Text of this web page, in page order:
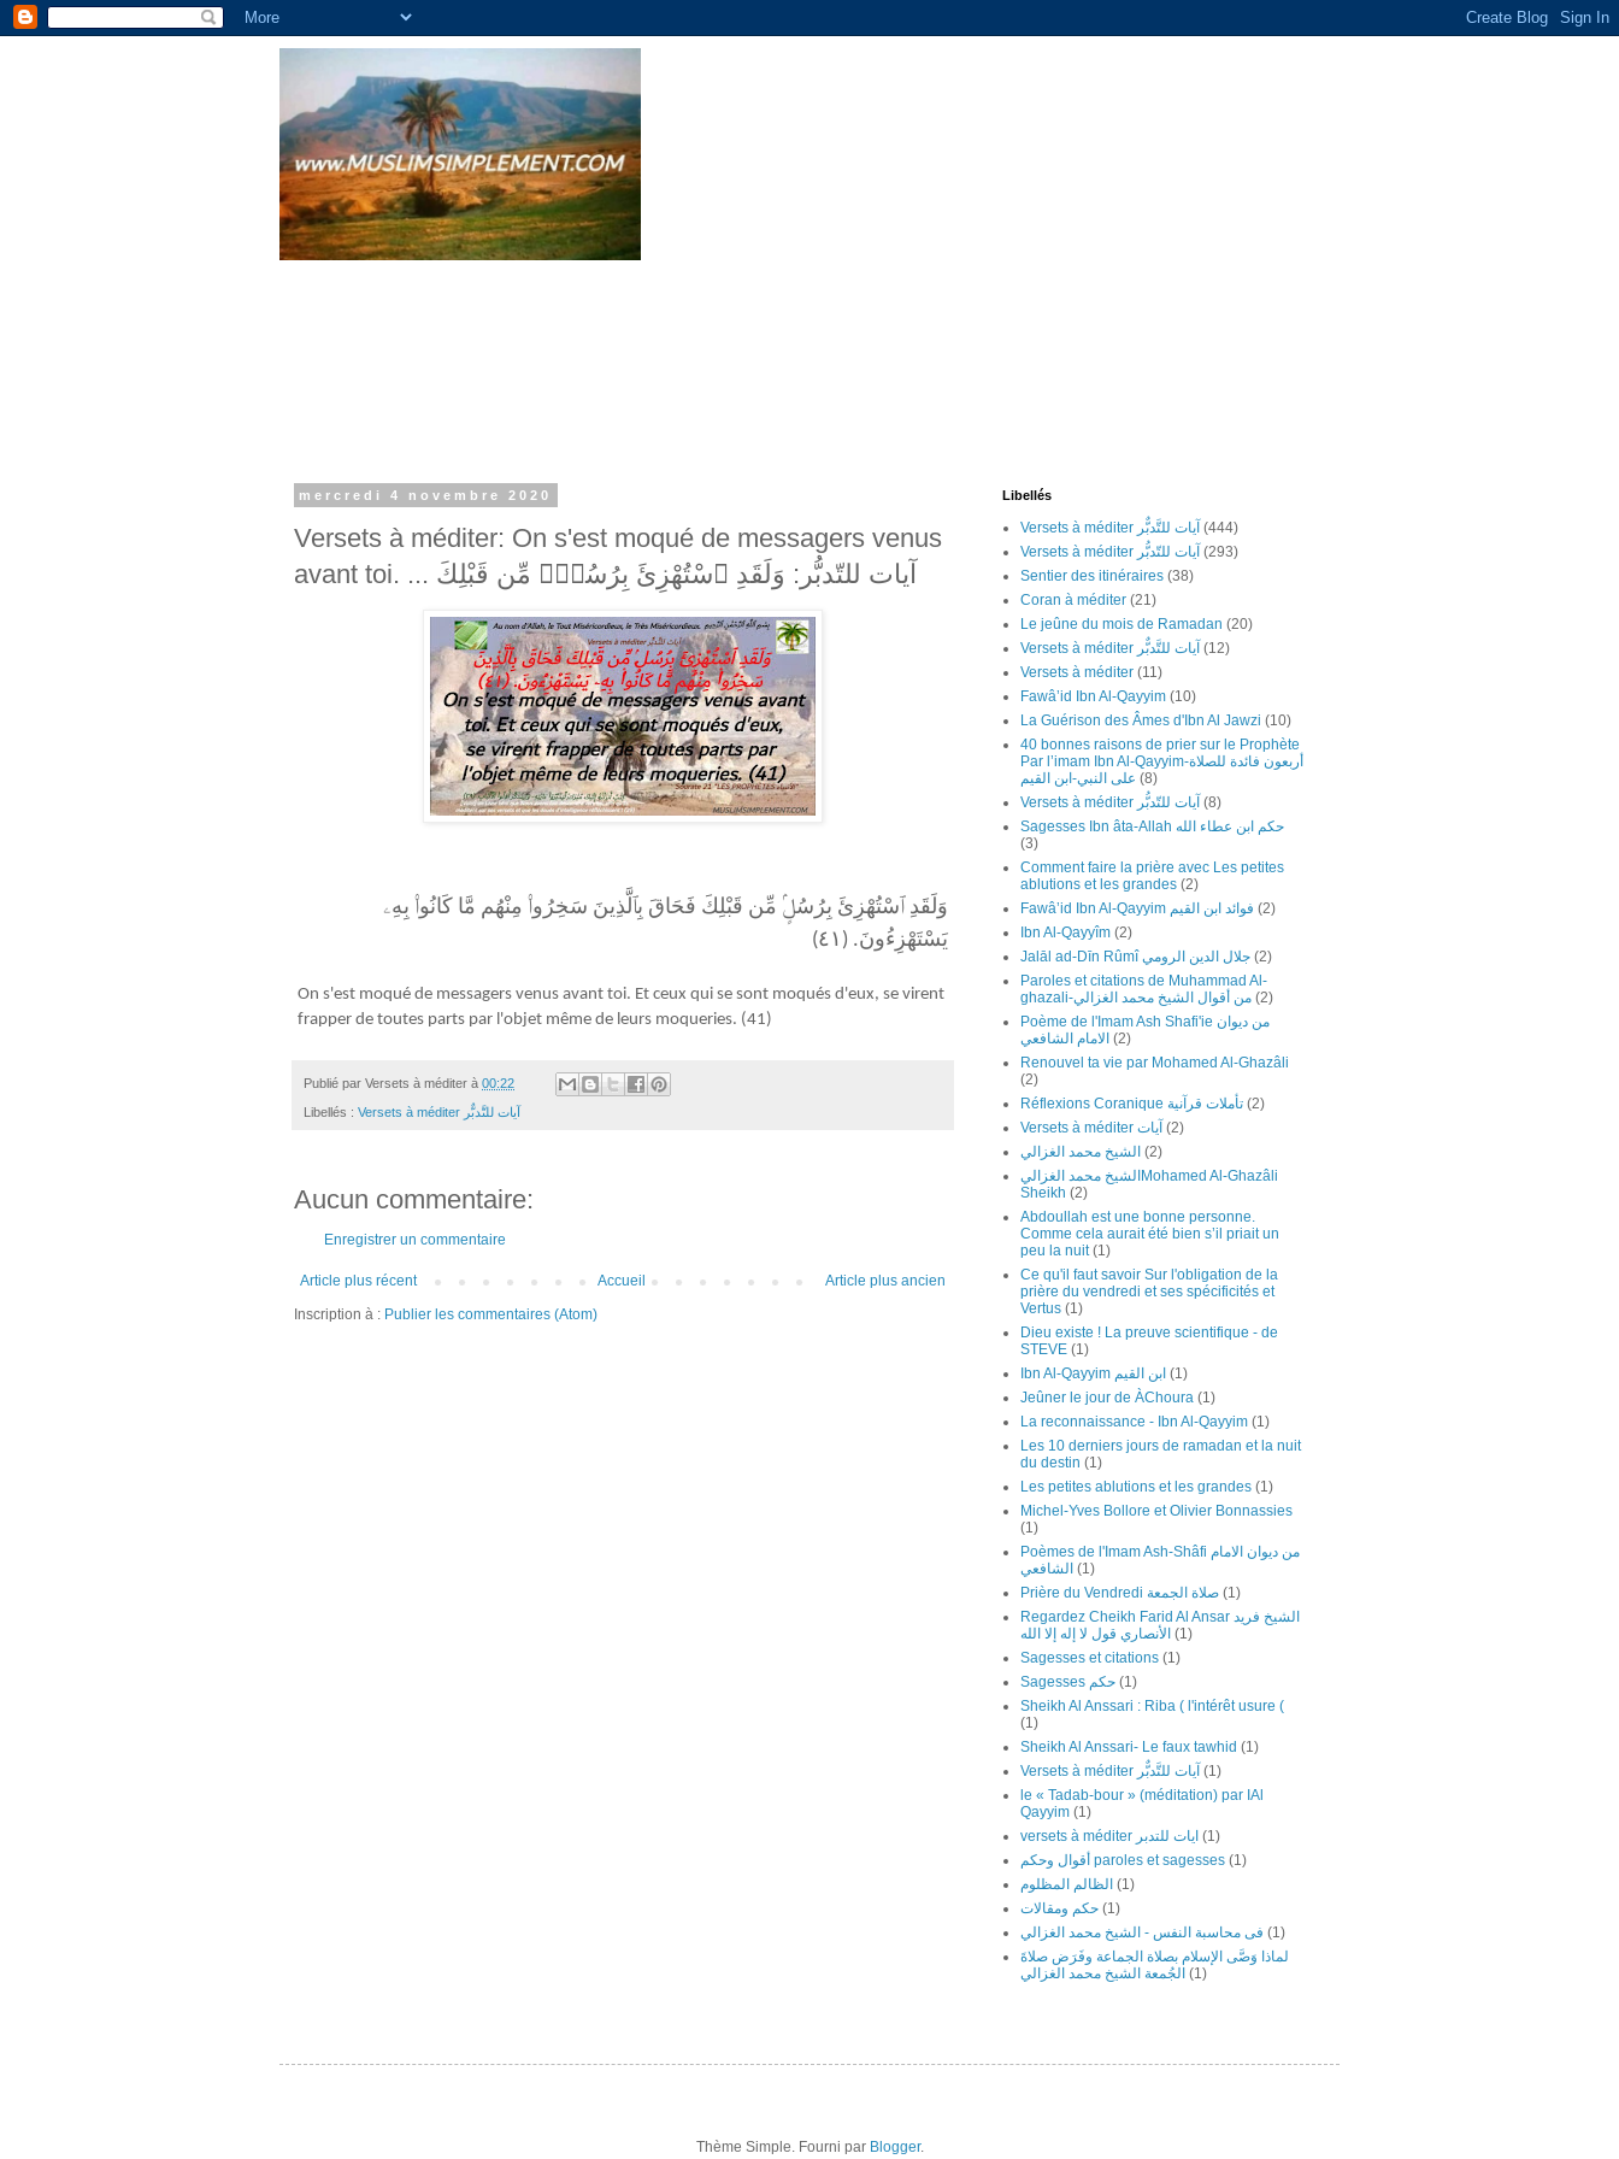
mercredi 4 novembre 2020
Versets à méditer: On s'est moqué de messagers venus
avant toi. ... آيات للتّدبُّر: وَلَقَدِ ٱسْتُهْزِئَ بِرُسُلٍۢ مِّن قَبْلِكَ
وَلَقَدِ ٱسْتُهْزِئَ بِرُسُلٍۢ مِّن قَبْلِكَ فَحَاقَ بِٱلَّذِينَ سَخِرُوا۟ مِنْهُم مَّا كَانُوا۟ بِهِۦ
يَسْتَهْزِءُونَ. (٤١)
On s'est moqué de messagers venus avant toi. Et ceux qui se sont moqués d'eux, se virent
frapper de toutes parts par l'objet même de leurs moqueries. (41)
Publié par Versets à méditer à 00:22
Libellés : Versets à méditer آيات للتَّدبٌّر
Aucun commentaire:
Enregistrer un commentaire
Article plus récent Article plus ancien
Accueil
Inscription à : Publier les commentaires (Atom)
Libellés
Versets à méditer آيات للتَّدبٌّر (444)
Versets à méditer آيات للتّدبُّر (293)
Sentier des itinéraires (38)
Coran à méditer (21)
Le jeûne du mois de Ramadan (20)
Versets à méditer آيات للتَّدبٌّر (12)
Versets à méditer (11)
Fawâ’id Ibn Al-Qayyim (10)
La Guérison des Âmes d'Ibn Al Jawzi (10)
40 bonnes raisons de prier sur le Prophète
Par l’imam Ibn Al-Qayyim-أربعون فائدة للصلاة
على النبي-ابن القيم (8)
Versets à méditer آيات للتّدبُّر (8)
Sagesses Ibn âta-Allah حكم ابن عطاء الله
(3)
Comment faire la prière avec Les petites
ablutions et les grandes (2)
Fawâ’id Ibn Al-Qayyim فوائد ابن القيم (2)
Ibn Al-Qayyîm (2)
Jalāl ad-Dīn Rûmî جلال الدين الرومي (2)
Paroles et citations de Muhammad Al-
ghazali-من أقوال الشيخ محمد الغزالي (2)
Poème de l'Imam Ash Shafi'ie من ديوان
الامام الشافعي (2)
Renouvel ta vie par Mohamed Al-Ghazâli
(2)
Réflexions Coranique تأملات قرآنية (2)
Versets à méditer آيات (2)
الشيخ محمد الغزالي (2)
الشيخ محمد الغزاليMohamed Al-Ghazâli
Sheikh (2)
Abdoullah est une bonne personne.
Comme cela aurait été bien s’il priait un
peu la nuit (1)
Ce qu'il faut savoir Sur l'obligation de la
prière du vendredi et ses spécificités et
Vertus (1)
Dieu existe ! La preuve scientifique - de
STEVE (1)
Ibn Al-Qayyim ابن القيم (1)
Jeûner le jour de ÀChoura (1)
La reconnaissance - Ibn Al-Qayyim (1)
Les 10 derniers jours de ramadan et la nuit
du destin (1)
Les petites ablutions et les grandes (1)
Michel-Yves Bollore et Olivier Bonnassies
(1)
Poèmes de l'Imam Ash-Shâfi من ديوان الامام
الشافعي (1)
Prière du Vendredi صلاة الجمعة (1)
Regardez Cheikh Farid Al Ansar الشيخ فريد
الأنصاري قول لا إله إلا الله (1)
Sagesses et citations (1)
Sagesses حكم (1)
Sheikh Al Anssari : Riba ( l'intérêt usure (
(1)
Sheikh Al Anssari- Le faux tawhid (1)
Versets à méditer آيات للتَّدبٌّر (1)
le « Tadab-bour » (méditation) par IAl
Qayyim (1)
versets ‎à ‎méditer ‎ايات ‏للتدبر (1)
أقوال وحكم paroles et sagesses (1)
الظالم المظلوم (1)
حكم ومقالات (1)
فى محاسبة النفس - الشيخ محمد الغزالي (1)
لماذا وَصَّى الإسلام بصلاة الجماعة وفَرَض صلاةَ
الجُمعة الشيخ محمد الغزالي (1)
Thème Simple. Fourni par Blogger.